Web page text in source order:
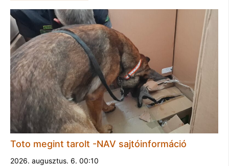
Toto megint tarolt -NAV sajtóinformáció
2026. augusztus. 6. 00:10